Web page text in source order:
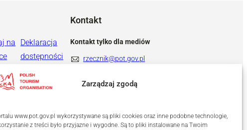
Zarządzaj zgodą
www.pot.gov.pl wykorzystywane są pliki cookies oraz inne podobne technologie,
z treści było przyjazne i wygodne. Są to pliki instalowane na Twoim
na
Deklaracja
dostępności
Kontakt
Kontakt tylko dla mediów
rzecznik@pot.gov.pl